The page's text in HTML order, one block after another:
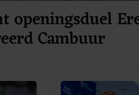
openingsduel
Cambuur